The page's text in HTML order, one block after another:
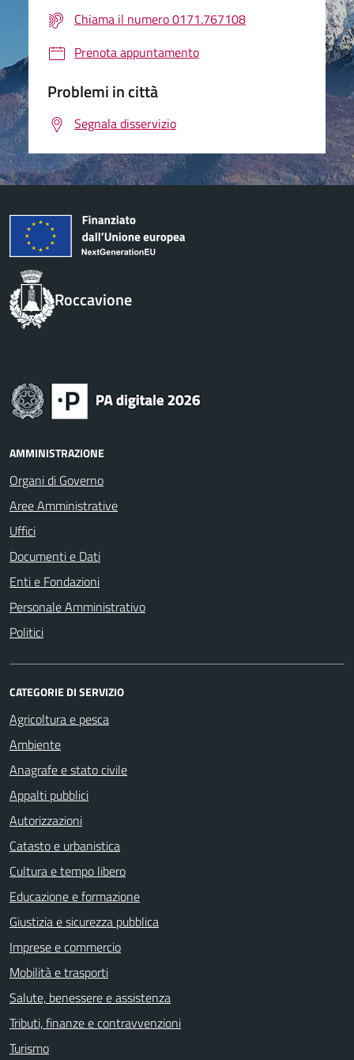
Chiama il numero 0171.767108
Prenota appuntamento
Problemi in città
Segnala disservizio
Roccavione
AMMINISTRAZIONE
Organi di Governo
Aree Amministrative
Uffici
Documenti e Dati
Enti e Fondazioni
Personale Amministrativo
Politici
CATEGORIE DI SERVIZIO
Agricoltura e pesca
Ambiente
Anagrafe e stato civile
Appalti pubblici
Autorizzazioni
Catasto e urbanistica
Cultura e tempo libero
Educazione e formazione
Giustizia e sicurezza pubblica
Imprese e commercio
Mobilità e trasporti
Salute, benessere e assistenza
Tributi, finanze e contravvenzioni
Turismo